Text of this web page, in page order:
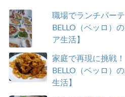
職場でランチパー
BELLO（ベッロ）
ア生活】
家庭で再現に挑戦
BELLO（ベッロ）
生活】